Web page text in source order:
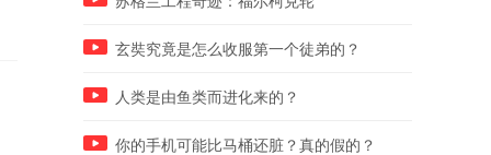
玄奘究竟是怎么收服第一个徒弟的？
人类是由鱼类而进化来的？
你的手机可能比马桶还脏？真的假的？